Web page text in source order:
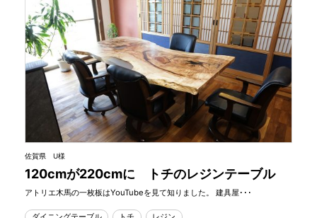
佐賀県 U様
120cmが220cmに トチのレジンテーブル
アトリエ木馬の一枚板はYouTubeを見て知りました。 建具屋･･･